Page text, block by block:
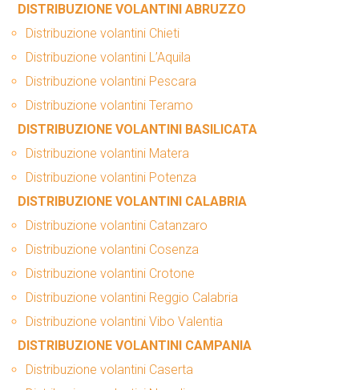
DISTRIBUZIONE VOLANTINI ABRUZZO
Distribuzione volantini Chieti
Distribuzione volantini L’Aquila
Distribuzione volantini Pescara
Distribuzione volantini Teramo
DISTRIBUZIONE VOLANTINI BASILICATA
Distribuzione volantini Matera
Distribuzione volantini Potenza
DISTRIBUZIONE VOLANTINI CALABRIA
Distribuzione volantini Catanzaro
Distribuzione volantini Cosenza
Distribuzione volantini Crotone
Distribuzione volantini Reggio Calabria
Distribuzione volantini Vibo Valentia
DISTRIBUZIONE VOLANTINI CAMPANIA
Distribuzione volantini Caserta